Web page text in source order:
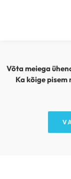
Võta meiega
Ka kõige